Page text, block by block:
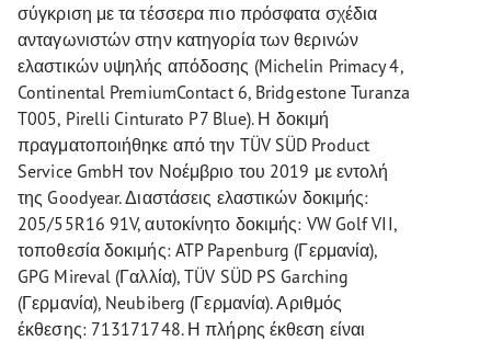
σύγκριση με τα τέσσερα πιο πρόσφατα σχέδια
ανταγωνιστών στην κατηγορία των θερινών
ελαστικών υψηλής απόδοσης (Michelin Primacy 4,
Continental PremiumContact 6, Bridgestone Turanza
T005, Pirelli Cinturato P7 Blue). Η δοκιμή
πραγματοποιήθηκε από την TÜV SÜD Product
Service GmbH τον Νοέμβριο του 2019 με εντολή
της Goodyear. Διαστάσεις ελαστικών δοκιμής:
205/55R16 91V, αυτοκίνητο δοκιμής: VW Golf VII,
τοποθεσία δοκιμής: ATP Papenburg (Γερμανία),
GPG Mireval (Γαλλία), TÜV SÜD PS Garching
(Γερμανία), Neubiberg (Γερμανία). Αριθμός
έκθεσης: 713171748. Η πλήρης έκθεση είναι